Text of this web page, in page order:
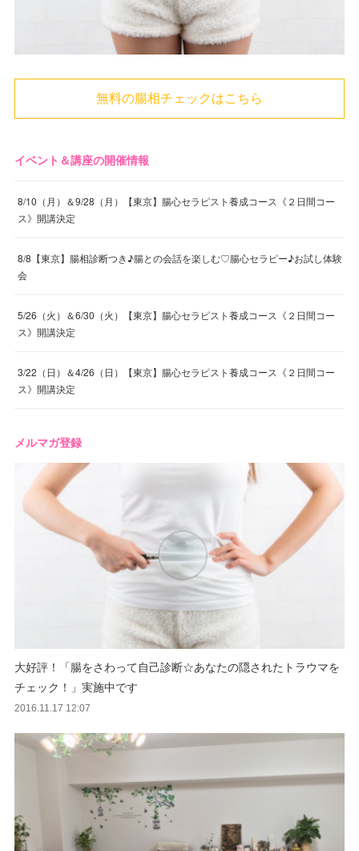
無料の腸相チェックはこちら
イベント＆講座の開催情報
8/10（月）＆9/28（月）【東京】腸心セラピスト養成コース《２日間コー
ス》開講決定
8/8【東京】腸相診断つき♪腸との会話を楽しむ♡腸心セラピー♪お試し体験
会
5/26（火）＆6/30（火）【東京】腸心セラピスト養成コース《２日間コー
ス》開講決定
3/22（日）＆4/26（日）【東京】腸心セラピスト養成コース《２日間コー
ス》開講決定
メルマガ登録
大好評！「腸をさわって自己診断☆あなたの隠されたトラウマを
チェック！」実施中です
2016.11.17 12:07